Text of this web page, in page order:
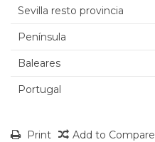
Sevilla resto provincia
Península
Baleares
Portugal
Print Add to Compare